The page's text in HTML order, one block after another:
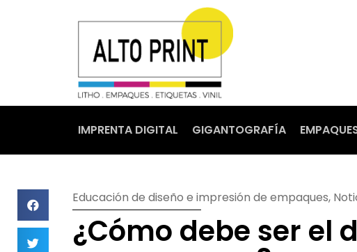
IMPRENTA DIGITAL GIGANTOGRAFÍA
Educación de diseño e impresión de empaques,
¿Cómo debe ser el